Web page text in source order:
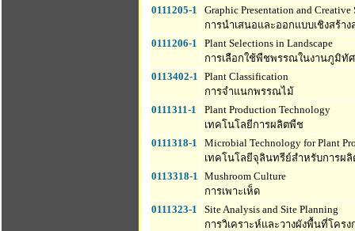
0111205-1
Graphic Presentation and
การนำเสนอและออกแบบเชิงสร้า
0111206-1
Plant Selections in Landscape
การเลือกใช้พืชพรรณในงานภูมิทั
0113402-1 Plant Classification
การจำแนกพรรณไม้
0111311-1
Plant Production Technology
เทคโนโลยีการผลิตพืช
0111318-1
Microbial Technology for Plant
เทคโนโลยีจุลินทรีย์สำหรับการผ
0113318-1 Mushroom Culture
การเพาะเห็ด
0111323-1
Site Analysis and Site Planning
การวิเคราะห์และวางผังพื้นที่โครง